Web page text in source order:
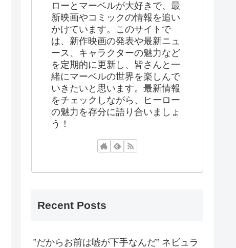
ローとマーベルが大好きで、最
新映画やコミックの情報を追い
かけています。このサイトで
は、新作映画の発表や最新ニュ
ース、キャラクターの魅力など
を定期的に更新し、皆さんと一
緒にマーベルの世界を楽しんで
いきたいと思います。最新情報
をチェックしながら、ヒーロー
の魅力を存分に語り合いましょ
う！
Recent Posts
‟だからお前は嘘が下手なんだ‟ ネビュラ